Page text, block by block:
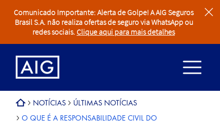
clear
Comunicado Importante: Alerta de Golpe! A AIG Seguros
Brasil S.A. não realiza ofertas de seguro via WhatsApp ou
redes sociais. Clique aqui para mais detalhes
NOTÍCIAS
ÚLTIMAS NOTÍCIAS
O QUE É A RESPONSABILIDADE CIVIL DO